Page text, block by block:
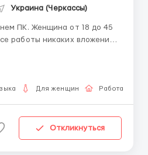
Украина (Черкассы)
от 18 до 45
и конечно-
Для женщин Работа
Откликнуться